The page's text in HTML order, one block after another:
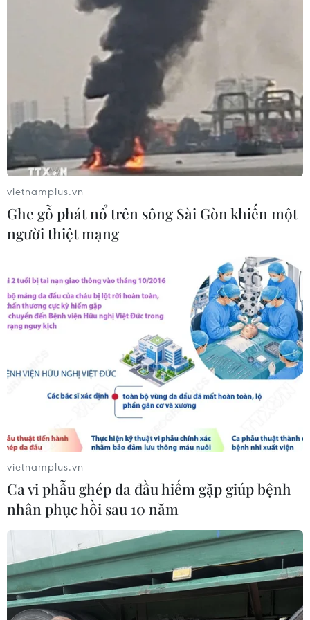
vietnamplus.vn
Ghe gỗ phát nổ trên sông Sài Gòn khiến một
người thiệt mạng
vietnamplus.vn
Ca vi phẫu ghép da đầu hiếm gặp giúp bệnh
nhân phục hồi sau 10 năm